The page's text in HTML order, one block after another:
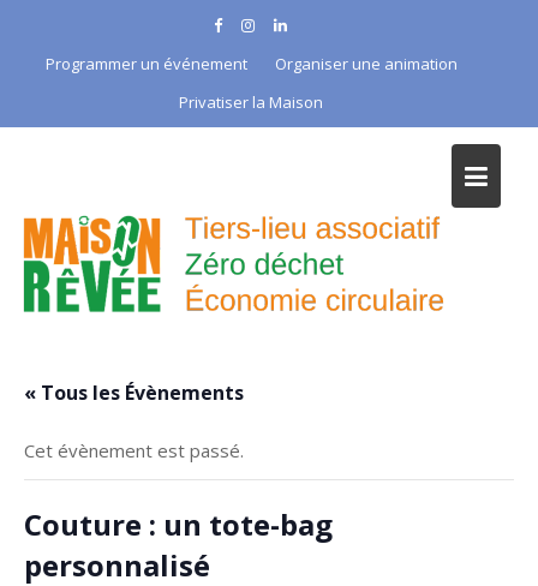
contentProgrammer un événement
Organiser une animation
Privatiser la Maison
« Tous les Évènements
Cet évènement est passé.
Couture : un tote-bag
personnalisé